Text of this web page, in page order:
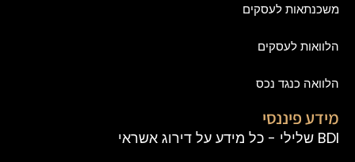
משכנתאות לעסקים
הלוואות לעסקים
הלוואה כנגד נכס
מידע פיננסי
BDI שלילי - כל מידע על דירוג אשראי